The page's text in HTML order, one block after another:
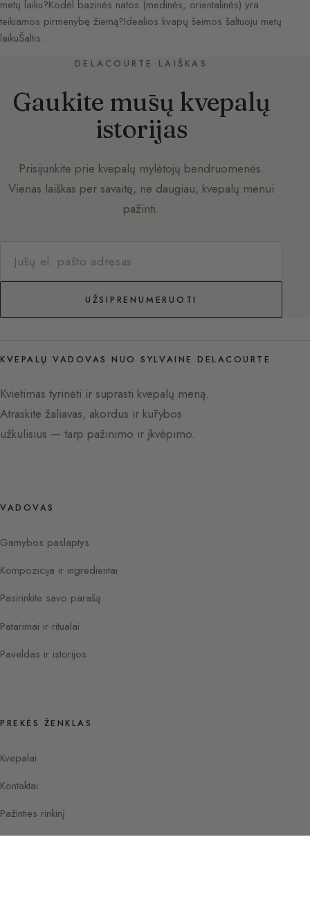
metų laiku?Kodėl bazinės natos (medinės, orientalinės) yra
teikiamos pirmenybę žiemą?Idealios kvapų šeimos šaltuoju metų
laikuŠaltis…
DELACOURTE LAIŠKAS
Gaukite mūsų kvepalų
istorijas
Prisijunkite prie kvepalų mylėtojų bendruomenės.
Vienas laiškas per savaitę, ne daugiau, kvepalų menui
pažinti.
UŽSIPRENUMERUOTI
KVEPALŲ VADOVAS NUO SYLVAINE DELACOURTE
Kvietimas tyrinėti ir suprasti kvepalų meną.
Atraskite žaliavas, akordus ir kūrybos
užkulisius — tarp pažinimo ir įkvėpimo.
VADOVAS
Gamybos paslaptys
Kompozicija ir ingredientai
Pasirinkite savo parašą
Patarimai ir ritualai
Paveldas ir istorijos
PREKĖS ŽENKLAS
Kvepalai
Kontaktai
Pažinties rinkinį